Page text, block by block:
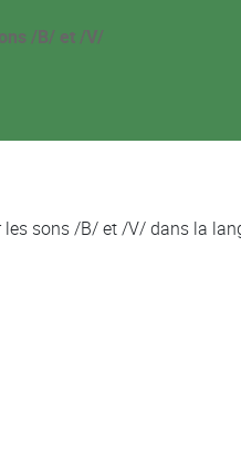
/B/ et /V/
sons /B/ et /V/ dans la